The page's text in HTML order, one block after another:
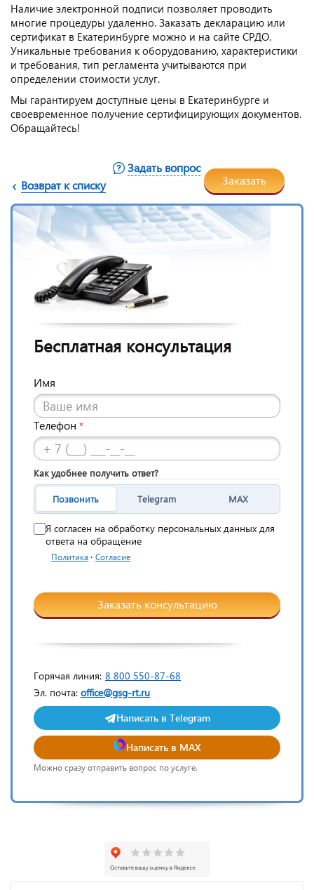
Наличие электронной подписи позволяет проводить
многие процедуры удаленно. Заказать декларацию или
сертификат в Екатеринбурге можно и на сайте СРДО.
Уникальные требования к оборудованию, характеристики
и требования, тип регламента учитываются при
определении стоимости услуг.
Мы гарантируем доступные цены в Екатеринбурге и
своевременное получение сертифицирующих документов.
Обращайтесь!
Возврат к списку
Задать вопрос
Заказать
Бесплатная консультация
Имя
Телефон *
Как удобнее получить ответ?
Позвонить Telegram MAX
Я согласен на обработку персональных данных для
ответа на обращение
Политика · Согласие
Заказать консультацию
Горячая линия: 8 800 550-87-68
Эл. почта: office@gsg-rt.ru
Написать в Telegram
Написать в MAX
Можно сразу отправить вопрос по услуге.